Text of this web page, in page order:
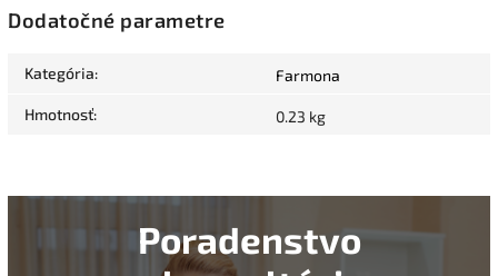
Dodatočné parametre
Kategória: Farmona
Hmotnosť: 0.23 kg
Poradenstvo